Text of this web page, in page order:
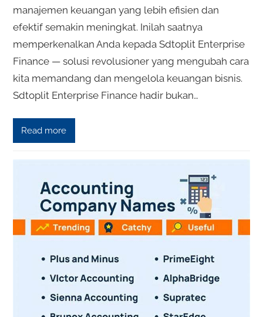
manajemen keuangan yang lebih efisien dan
efektif semakin meningkat. Inilah saatnya
memperkenalkan Anda kepada Sdtoplit Enterprise
Finance — solusi revolusioner yang mengubah cara
kita memandang dan mengelola keuangan bisnis.
Sdtoplit Enterprise Finance hadir bukan…
Read more